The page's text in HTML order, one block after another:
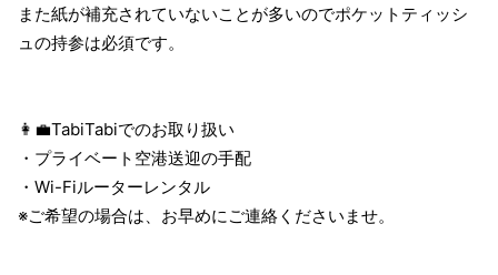
また紙が補充されていないことが多いのでポケットティッシ
ュの持参は必須です。
👩‍💼TabiTabiでのお取り扱い
・プライベート空港送迎の手配
・Wi-Fiルーターレンタル
※ご希望の場合は、お早めにご連絡くださいませ。